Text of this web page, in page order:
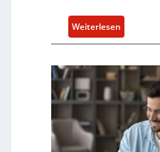
Weiterlesen:
B
x
i
f
e